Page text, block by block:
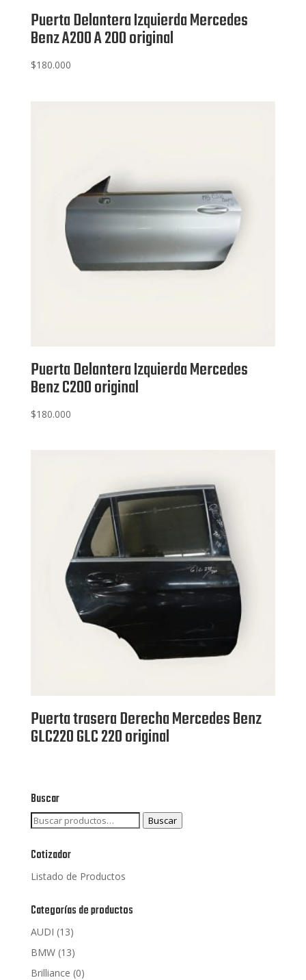
Puerta Delantera Izquierda Mercedes
Benz A200 A 200 original
$180.000
Puerta Delantera Izquierda Mercedes
Benz C200 original
$180.000
Puerta trasera Derecha Mercedes Benz
GLC220 GLC 220 original
Buscar
Buscar
Buscar
Cotizador
Listado de Productos
Categorías de productos
AUDI (13)
BMW (13)
Brilliance (0)